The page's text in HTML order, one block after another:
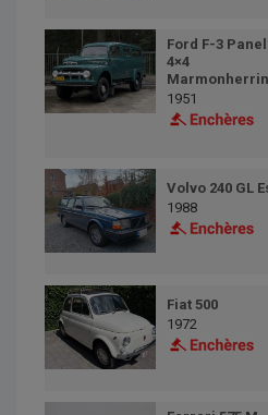
Ford F-3
4×4
1951
Volvo 240 GL
1988
Fiat 500
1972